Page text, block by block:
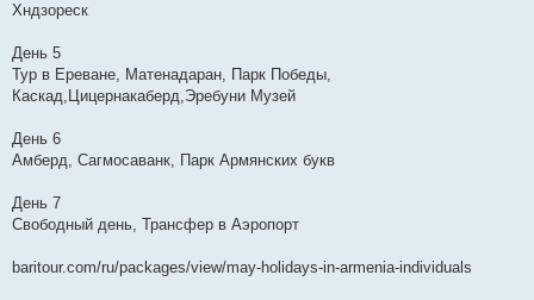
Хндзореск
День 5
Тур в Ереване, Матенадаран, Парк Победы,
Каскад,Цицернакаберд,Эребуни Музей
День 6
Амберд, Сагмосаванк, Парк Армянских букв
День 7
Свободный день, Трансфер в Аэропорт
baritour.com/ru/packages/view/may-holidays-in-armenia-individuals